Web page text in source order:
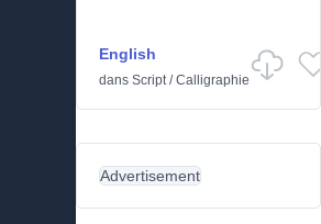
English
dans Script/Calligraphie
Advertisement